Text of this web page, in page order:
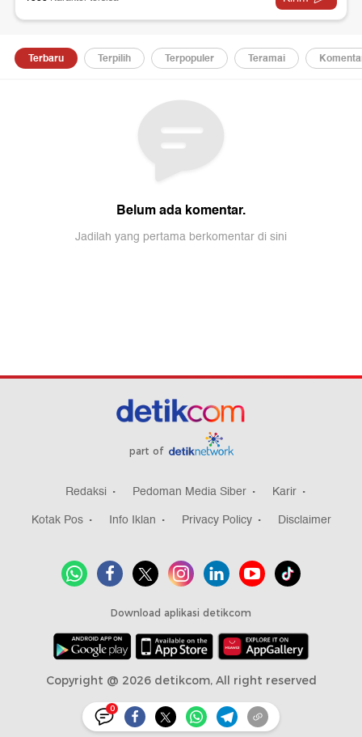
0
part of
Redaksi Pedoman Media Siber
Karir
Kotak Pos
Info Iklan Privacy Policy Disclaimer
Download aplikasi detikcom
Copyright @ 2026 detikcom, All right reserved